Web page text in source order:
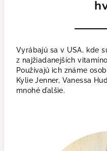
Vyrábajú sa v USA, kde
z najžiadanejších
Používajú ich známe
Kylie Jenner, Vanessa
mnohé ďalšie.